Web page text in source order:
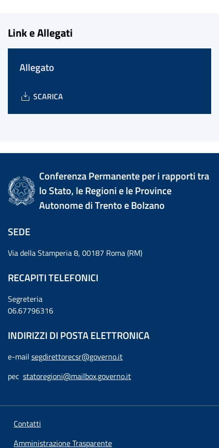
Link e Allegati
Allegato
SCARICA
Conferenza Permanente per i rapporti tra
lo Stato, le Regioni e le Province
Autonome di Trento e Bolzano
SEDE
Via della Stamperia 8, 00187 Roma (RM)
RECAPITI TELEFONICI
Segreteria
06.67796316
INDIRIZZI DI POSTA ELETTRONICA
e-mail segdirettorecsr@governo.it
pec statoregioni@mailbox.governo.it
Contatti
Amministrazione Trasparente